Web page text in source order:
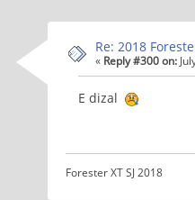
Re: 2018
« Reply #300 on:
E dizal
Forester XT SJ 2018